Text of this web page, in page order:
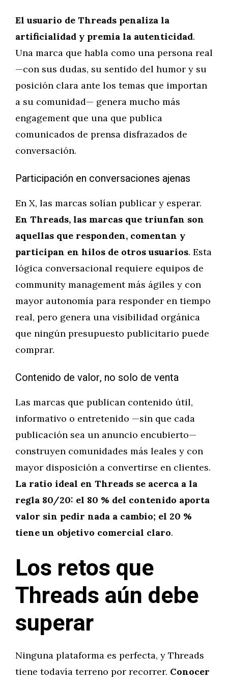
El usuario de Threads penaliza la
artificialidad y premia la autenticidad.
Una marca que habla como una persona real
—con sus dudas, su sentido del humor y su
posición clara ante los temas que importan
a su comunidad— genera mucho más
engagement que una que publica
comunicados de prensa disfrazados de
conversación.
Participación en conversaciones ajenas
En X, las marcas solían publicar y esperar.
En Threads, las marcas que triunfan son
aquellas que responden, comentan y
participan en hilos de otros usuarios. Esta
lógica conversacional requiere equipos de
community management más ágiles y con
mayor autonomía para responder en tiempo
real, pero genera una visibilidad orgánica
que ningún presupuesto publicitario puede
comprar.
Contenido de valor, no solo de venta
Las marcas que publican contenido útil,
informativo o entretenido —sin que cada
publicación sea un anuncio encubierto—
construyen comunidades más leales y con
mayor disposición a convertirse en clientes.
La ratio ideal en Threads se acerca a la
regla 80/20: el 80 % del contenido aporta
valor sin pedir nada a cambio; el 20 %
tiene un objetivo comercial claro.
Los retos que
Threads aún debe
superar
Ninguna plataforma es perfecta, y Threads
tiene todavía terreno por recorrer. Conocer